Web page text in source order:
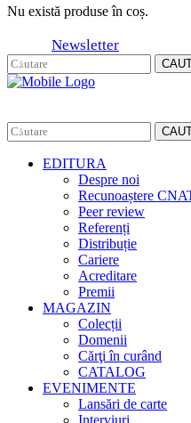
Nu există produse în coș.
Newsletter
EDITURA
Despre noi
Recunoaștere
Peer review
Referenți
Distribuție
Cariere
Acreditare
Premii
MAGAZIN
Colecții
Domenii
Cărţi în curând
CATALOG
EVENIMENTE
Lansări de carte
Interviuri